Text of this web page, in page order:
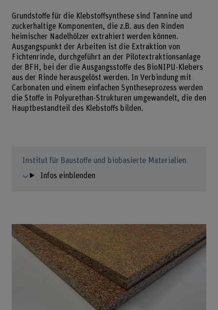
Grundstoffe für die Klebstoffsynthese sind Tannine und
zuckerhaltige Komponenten, die z.B. aus den Rinden
heimischer Nadelhölzer extrahiert werden können.
Ausgangspunkt der Arbeiten ist die Extraktion von
Fichtenrinde, durchgeführt an der Pilotextraktionsanlage
der BFH, bei der die Ausgangsstoffe des BioNIPU-Klebers
aus der Rinde herausgelöst werden. In Verbindung mit
Carbonaten und einem einfachen Syntheseprozess werden
die Stoffe in Polyurethan-Strukturen umgewandelt, die den
Hauptbestandteil des Klebstoffs bilden.
Institut für Baustoffe und biobasierte Materialien
Infos einblenden